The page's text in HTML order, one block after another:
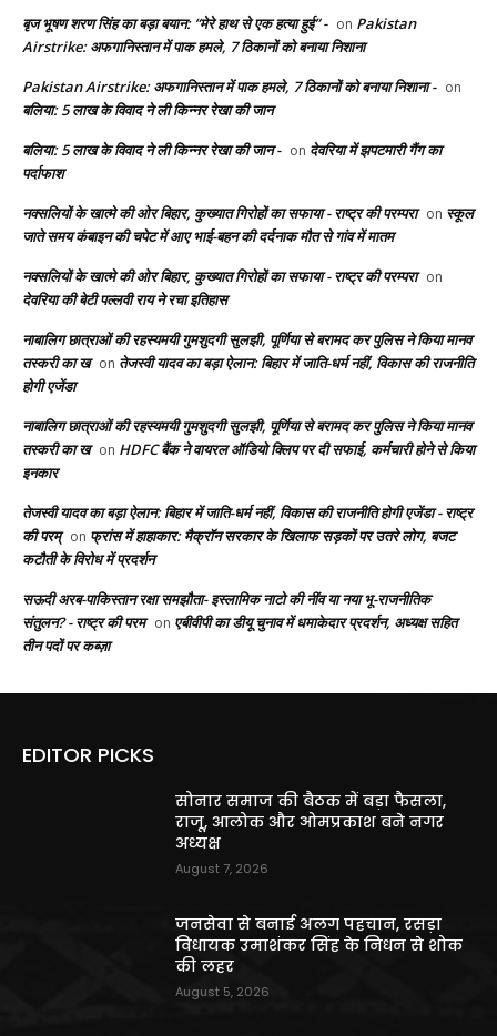
बृज भूषण शरण सिंह का बड़ा बयान: “मेरे हाथ से एक हत्या हुई” - on Pakistan
Airstrike: अफगानिस्तान में पाक हमले, 7 ठिकानों को बनाया निशाना
Pakistan Airstrike: अफगानिस्तान में पाक हमले, 7 ठिकानों को बनाया निशाना - on
बलिया: 5 लाख के विवाद ने ली किन्नर रेखा की जान
बलिया: 5 लाख के विवाद ने ली किन्नर रेखा की जान - on देवरिया में झपटमारी गैंग का
पर्दाफाश
नक्सलियों के खात्मे की ओर बिहार, कुख्यात गिरोहों का सफाया - राष्ट्र की परम्परा on स्कूल
जाते समय कंबाइन की चपेट में आए भाई-बहन की दर्दनाक मौत से गांव में मातम
नक्सलियों के खात्मे की ओर बिहार, कुख्यात गिरोहों का सफाया - राष्ट्र की परम्परा on
देवरिया की बेटी पल्लवी राय ने रचा इतिहास
नाबालिग छात्राओं की रहस्यमयी गुमशुदगी सुलझी, पूर्णिया से बरामद कर पुलिस ने किया मानव
तस्करी का ख on तेजस्वी यादव का बड़ा ऐलान: बिहार में जाति-धर्म नहीं, विकास की राजनीति
होगी एजेंडा
नाबालिग छात्राओं की रहस्यमयी गुमशुदगी सुलझी, पूर्णिया से बरामद कर पुलिस ने किया मानव
तस्करी का ख on HDFC बैंक ने वायरल ऑडियो क्लिप पर दी सफाई, कर्मचारी होने से किया
इनकार
तेजस्वी यादव का बड़ा ऐलान: बिहार में जाति-धर्म नहीं, विकास की राजनीति होगी एजेंडा - राष्ट्र
की परम् on फ्रांस में हाहाकार: मैक्रॉन सरकार के खिलाफ सड़कों पर उतरे लोग, बजट
कटौती के विरोध में प्रदर्शन
सऊदी अरब-पाकिस्तान रक्षा समझौता- इस्लामिक नाटो की नींव या नया भू-राजनीतिक
संतुलन? - राष्ट्र की परम on एबीवीपी का डीयू चुनाव में धमाकेदार प्रदर्शन, अध्यक्ष सहित
तीन पदों पर कब्ज़ा
EDITOR PICKS
सोनार समाज की बैठक में बड़ा फैसला,
राजू, आलोक और ओमप्रकाश बने नगर
अध्यक्ष
August 7, 2026
जनसेवा से बनाई अलग पहचान, रसड़ा
विधायक उमाशंकर सिंह के निधन से शोक
की लहर
August 5, 2026